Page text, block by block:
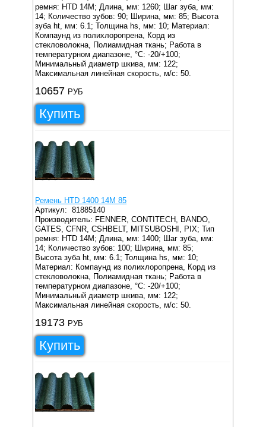
ремня: HTD 14M; Длина, мм: 1260; Шаг зуба, мм:
14; Количество зубов: 90; Ширина, мм: 85; Высота
зуба ht, мм: 6.1; Толщина hs, мм: 10; Материал:
Компаунд из полихлоропрена, Корд из
стекловолокна, Полиамидная ткань; Работа в
температурном диапазоне, °C: -20/+100;
Минимальный диаметр шкива, мм: 122;
Максимальная линейная скорость, м/с: 50.
10657 РУБ
Купить
Ремень HTD 1400 14M 85
Артикул:81885140
Производитель: FENNER, CONTITECH, BANDO,
GATES, CFNR, CSHBELT, MITSUBOSHI, PIX; Тип
ремня: HTD 14M; Длина, мм: 1400; Шаг зуба, мм:
14; Количество зубов: 100; Ширина, мм: 85;
Высота зуба ht, мм: 6.1; Толщина hs, мм: 10;
Материал: Компаунд из полихлоропрена, Корд из
стекловолокна, Полиамидная ткань; Работа в
температурном диапазоне, °C: -20/+100;
Минимальный диаметр шкива, мм: 122;
Максимальная линейная скорость, м/с: 50.
19173 РУБ
Купить